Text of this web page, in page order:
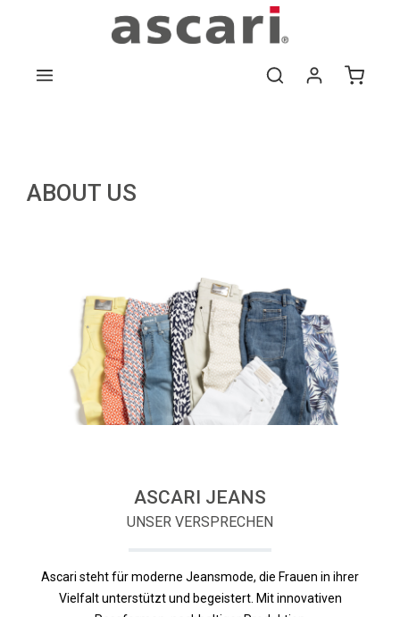
Zum Hauptinhalt springen
ABOUT US
ASCARI JEANS
UNSER VERSPRECHEN
Ascari steht für moderne Jeansmode, die Frauen in ihrer
Vielfalt unterstützt und begeistert. Mit innovativen